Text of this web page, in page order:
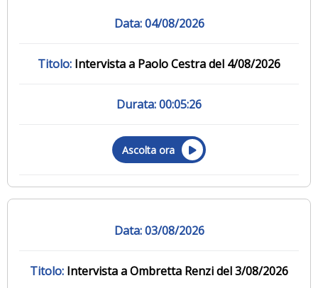
04/08/2026
Intervista a Paolo Cestra del 4/08/2026
00:05:26
Ascolta ora
03/08/2026
Intervista a Ombretta Renzi del 3/08/2026